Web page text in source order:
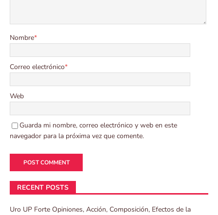
Nombre*
Correo electrónico*
Web
Guarda mi nombre, correo electrónico y web en este
navegador para la próxima vez que comente.
RECENT POSTS
Uro UP Forte Opiniones, Acción, Composición, Efectos de la